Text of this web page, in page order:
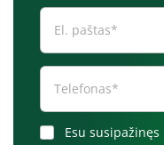
Esu